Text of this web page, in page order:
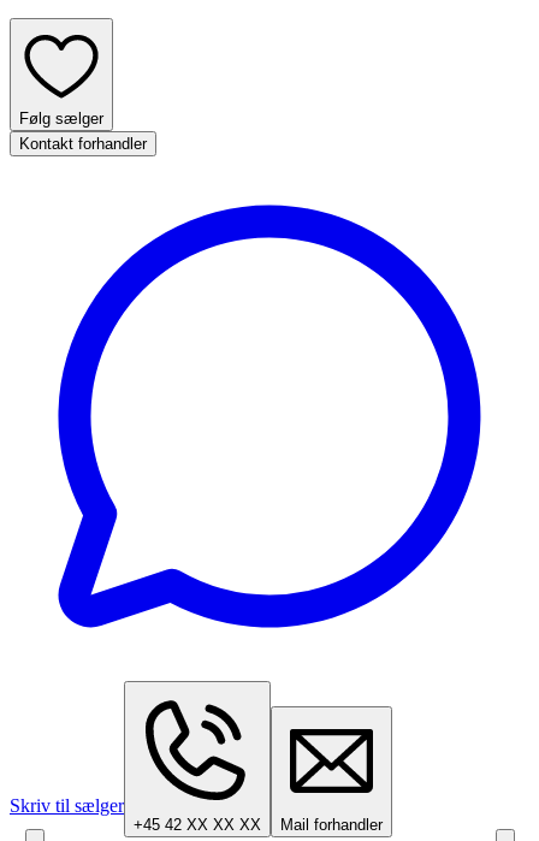
Følg sælger
Kontakt forhandler
Skriv til sælger
+45 42 XX XX XX Mail forhandler